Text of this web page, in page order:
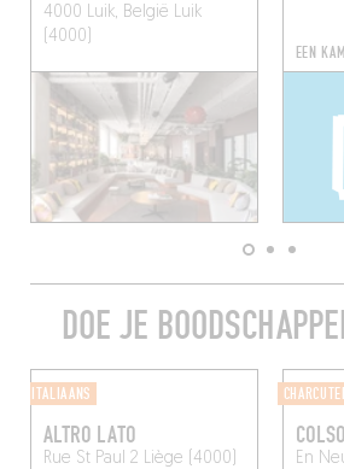
4000 Luik, België Luik
(4000)
EEN
DOE JE
ITALIAANS
ALTRO LATO
Rue St Paul 2 Liège (4000) En